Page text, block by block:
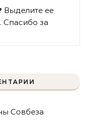
Выделите ее
за
Совбеза